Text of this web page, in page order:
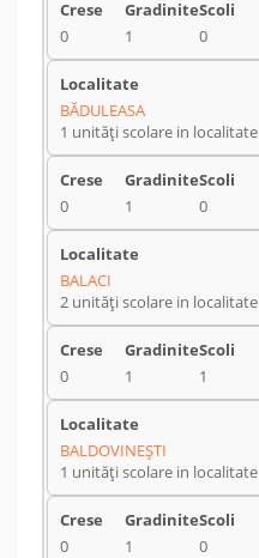
0 1 0
BĂDULEASA
1 unități scolare in localitate
0 1 0
BALACI
2 unități scolare in localitate
0 1 1
BALDOVINEŞTI
1 unități scolare in localitate
0 1 0